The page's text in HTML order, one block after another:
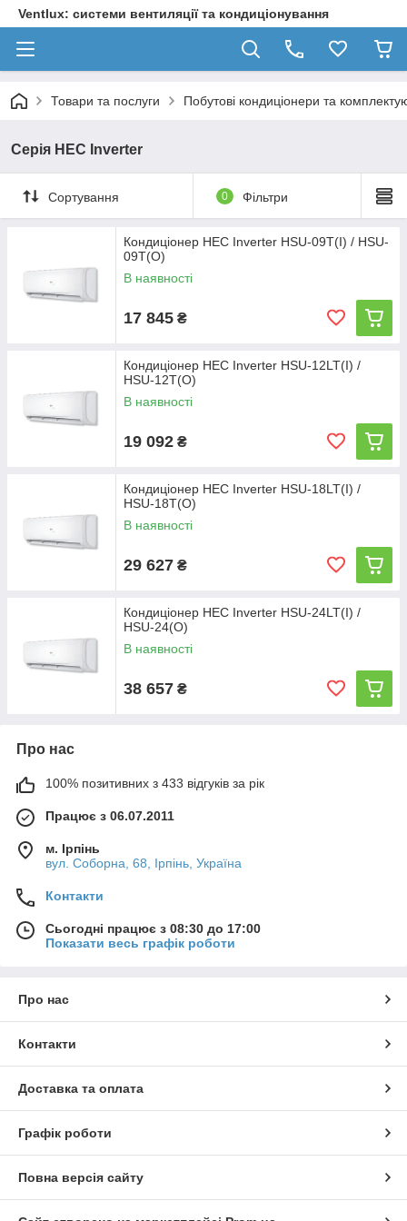
Ventlux: системи вентиляції та кондиціонування
Товари та послуги Побутові кондиціонери та
Серія HEC Inverter
Сортування 0 Фільтри
Кондиціонер HEC Inverter HSU-09T(I) / HSU-
09T(O)
В наявності
17 845 ₴
Кондиціонер HEC Inverter HSU-12LT(I) /
HSU-12T(O)
В наявності
19 092 ₴
Кондиціонер HEC Inverter HSU-18LT(I) /
HSU-18T(O)
В наявності
29 627 ₴
Кондиціонер HEC Inverter HSU-24LT(I) /
HSU-24(O)
В наявності
38 657 ₴
Про нас
100% позитивних з 433 відгуків за рік
Працює з 06.07.2011
м. Ірпінь
вул. Соборна, 68, Ірпінь, Україна
Контакти
Сьогодні працює з 08:30 до 17:00
Показати весь графік роботи
Про нас
Контакти
Доставка та оплата
Графік роботи
Повна версія сайту